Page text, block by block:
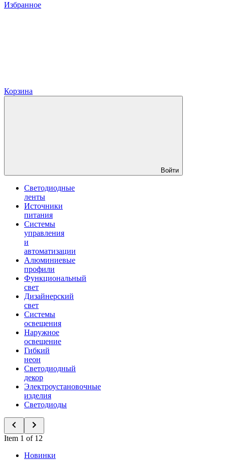
Избранное
Корзина
Войти
Светодиодные
ленты
Источники
питания
Системы
управления
и
автоматизации
Алюминиевые
профили
Функциональный
свет
Дизайнерский
свет
Системы
освещения
Наружное
освещение
Гибкий
неон
Светодиодный
декор
Электроустановочные
изделия
Светодиоды
Item 1 of 12
Новинки